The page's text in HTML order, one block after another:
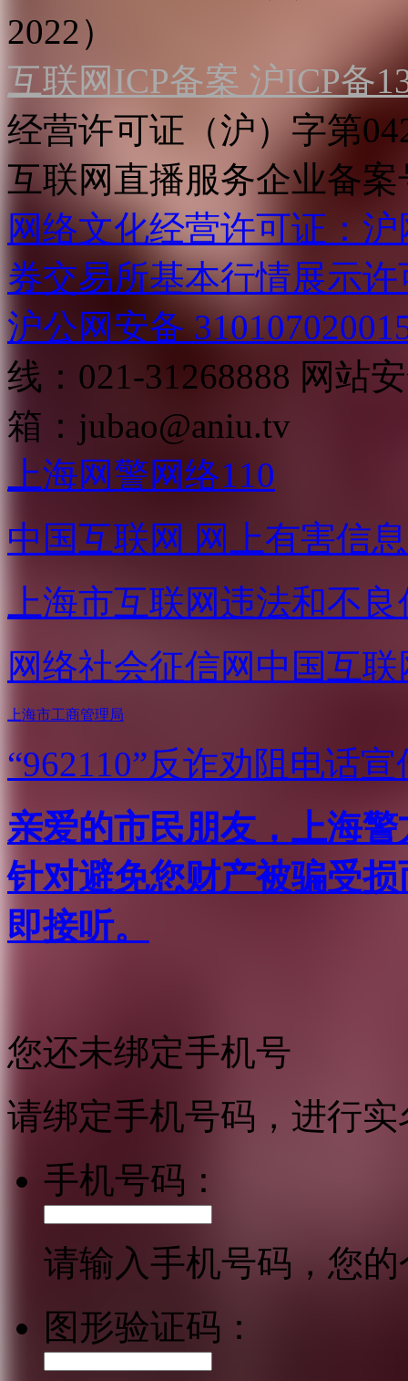
2022）
互联网ICP备案 沪ICP备
经营许可证（沪）字第
互联网直播服务企业备案
网络文化经营许可证：
券交易所基本行情展示许
沪公网安备
线：021-31268888 网站
箱： jubao@aniu.tv
上海网警网络110
中国互联网 网上有害信
上海市互联网违法和不
网络社会征信网 中国互
上海市工商管理局
“962110”反诈劝阻电话宣
亲爱的市民朋友，上海
针对避免您财产被骗受
即接听。
您还未绑定手机号
请绑定手机号码，进行
手机号码：
请输入手机号码，您
图形验证码：